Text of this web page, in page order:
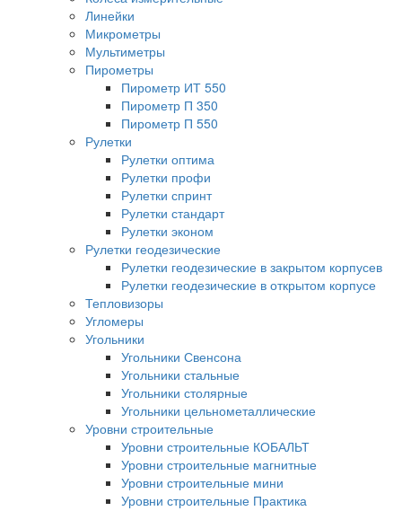
Линейки
Микрометры
Мультиметры
Пирометры
Пирометр ИТ 550
Пирометр П 350
Пирометр П 550
Рулетки
Рулетки оптима
Рулетки профи
Рулетки спринт
Рулетки стандарт
Рулетки эконом
Рулетки геодезические
Рулетки геодезические в закрытом корпусев
Рулетки геодезические в открытом корпусе
Тепловизоры
Угломеры
Угольники
Угольники Свенсона
Угольники стальные
Угольники столярные
Угольники цельнометаллические
Уровни строительные
Уровни строительные КОБАЛЬТ
Уровни строительные магнитные
Уровни строительные мини
Уровни строительные Практика